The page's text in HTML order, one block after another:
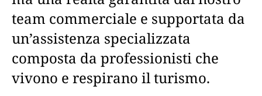
team commerciale e supportata da
un’assistenza specializzata
composta da professionisti che
vivono e respirano il turismo.